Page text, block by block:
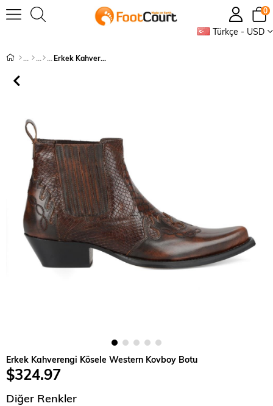
Türkçe - USD
0
Erkek Kahverengi Kösele Western Kovboy Botu
Erkek Kahverengi Kösele Western Kovboy Botu
$324.97
Diğer Renkler